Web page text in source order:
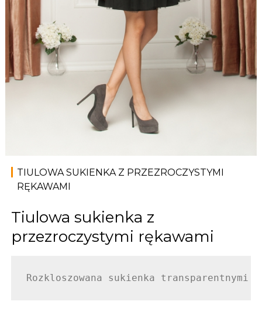
TIULOWA SUKIENKA Z PRZEZROCZYSTYMI
RĘKAWAMI
Tiulowa sukienka z
przezroczystymi rękawami
Rozkloszowana sukienka transparentnymi